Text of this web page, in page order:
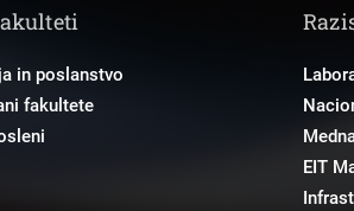
in poslanstvo
fakultete
EIT